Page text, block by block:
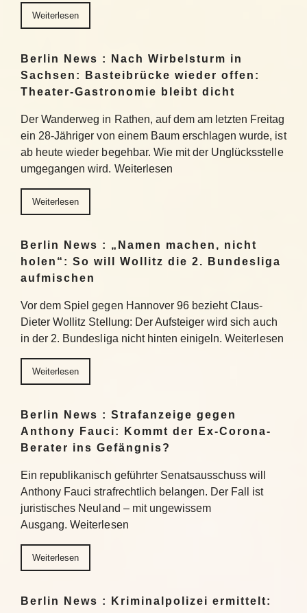
Weiterlesen
Berlin News : Nach Wirbelsturm in
Sachsen: Basteibrücke wieder offen:
Theater-Gastronomie bleibt dicht
Der Wanderweg in Rathen, auf dem am letzten Freitag
ein 28-Jähriger von einem Baum erschlagen wurde, ist
ab heute wieder begehbar. Wie mit der Unglücksstelle
umgegangen wird. Weiterlesen
Weiterlesen
Berlin News : „Namen machen, nicht
holen“: So will Wollitz die 2. Bundesliga
aufmischen
Vor dem Spiel gegen Hannover 96 bezieht Claus-
Dieter Wollitz Stellung: Der Aufsteiger wird sich auch
in der 2. Bundesliga nicht hinten einigeln. Weiterlesen
Weiterlesen
Berlin News : Strafanzeige gegen
Anthony Fauci: Kommt der Ex-Corona-
Berater ins Gefängnis?
Ein republikanisch geführter Senatsausschuss will
Anthony Fauci strafrechtlich belangen. Der Fall ist
juristisches Neuland – mit ungewissem
Ausgang. Weiterlesen
Weiterlesen
Berlin News : Kriminalpolizei ermittelt: